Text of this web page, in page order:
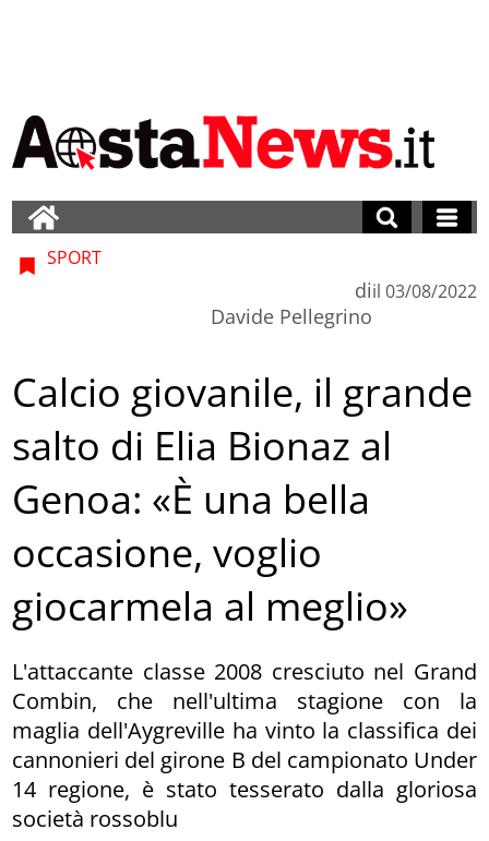
SPORT
di
Davide Pellegrino
il 03/08/2022
Calcio giovanile, il grande
salto di Elia Bionaz al
Genoa: «È una bella
occasione, voglio
giocarmela al meglio»
L'attaccante classe 2008 cresciuto nel Grand
Combin, che nell'ultima stagione con la
maglia dell'Aygreville ha vinto la classifica dei
cannonieri del girone B del campionato Under
14 regione, è stato tesserato dalla gloriosa
società rossoblu